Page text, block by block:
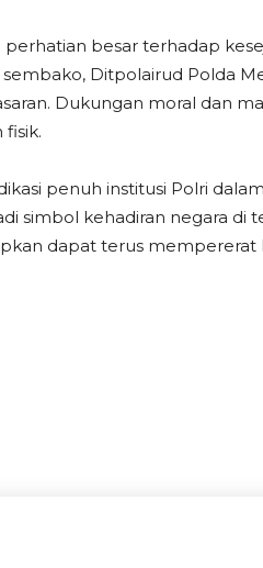
besar terhadap
Ditpolairud Polda
Dukungan moral dan
penuh institusi Polri
simbol kehadiran negara di
dapat terus